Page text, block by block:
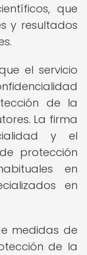
que
y resultados
el servicio
de la
La firma
y el
protección
en
en
medidas de
de la